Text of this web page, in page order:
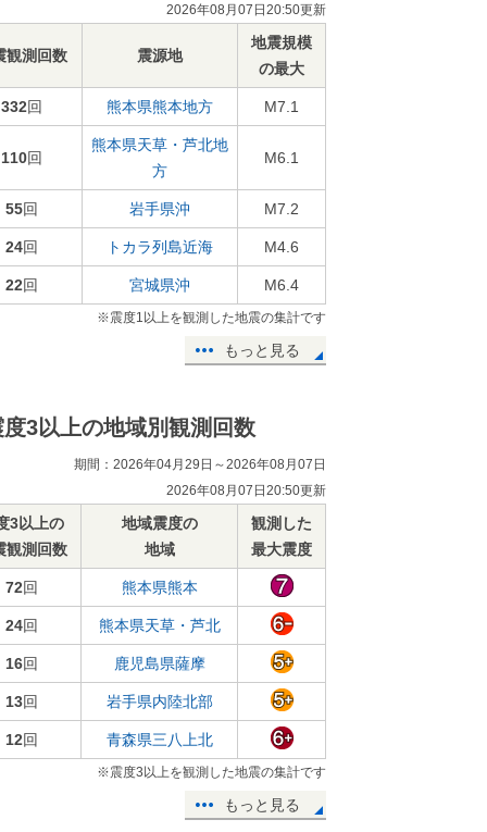
2026年08月07日20:50更新
観測回数 震源地
地震規模
の最大
332回 熊本県熊本地方 M7.1
110回
熊本県天草・芦北地
方
M6.1
55回 岩手県沖 M7.2
24回 トカラ列島近海 M4.6
22回 宮城県沖 M6.4
※震度1以上を観測した地震の集計です
もっと見る
度3以上の地域別観測回数
期間：2026年04月29日～2026年08月07日
2026年08月07日20:50更新
3以上の
観測回数
地域震度の
地域
観測した
最大震度
72回 熊本県熊本
24回 熊本県天草・芦北
16回 鹿児島県薩摩
13回 岩手県内陸北部
12回 青森県三八上北
※震度3以上を観測した地震の集計です
もっと見る